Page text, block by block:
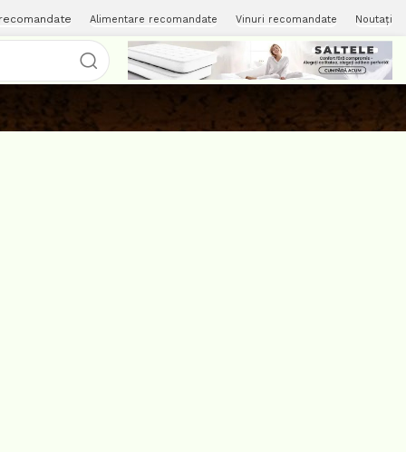
Alimentare recomandate Vinuri recomandate Noutați